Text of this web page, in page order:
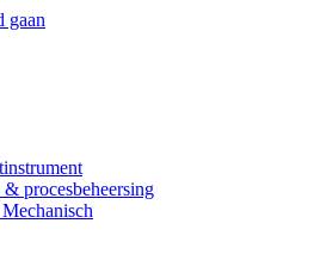
gaan
& procesbeheersing